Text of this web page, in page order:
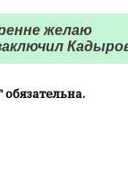
желаю